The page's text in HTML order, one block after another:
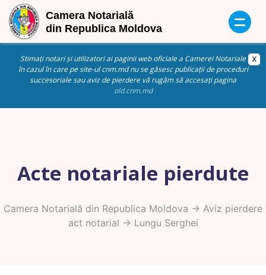
Stimați notari și utilizatori ai paginii web oficiale a Camerei Notariale
în cazul în care pe site-ul cnm.md nu se găsesc publicații de proceduri
succesoriale sau aviz de pierdere vă rugăm să accesați pagina
old.cnm.md
Acte notariale pierdute
Camera Notarială din Republica Moldova -> Aviz pierdere
act notarial -> Lungu Serghei